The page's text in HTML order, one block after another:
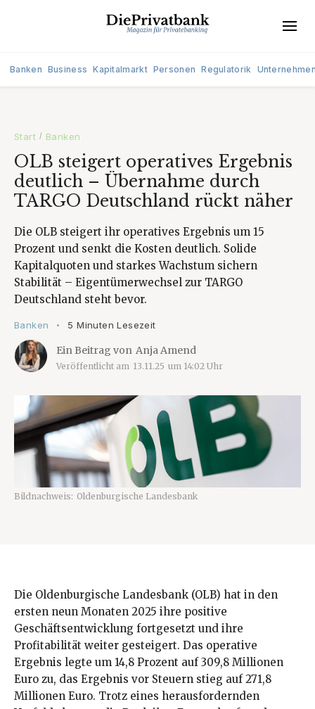
Banken Business Kapitalmarkt Personen Regulatorik
Start / Banken
OLB steigert operatives Ergebnis
deutlich – Übernahme durch
TARGO Deutschland rückt näher
Die OLB steigert ihr operatives Ergebnis um 15
Prozent und senkt die Kosten deutlich. Solide
Kapitalquoten und starkes Wachstum sichern
Stabilität – Eigentümerwechsel zur TARGO
Deutschland steht bevor.
Banken • 5 Minuten Lesezeit
Ein Beitrag von Anja Amend
Veröffentlicht am 13.11.25 um 14:02 Uhr
Bildnachweis: Oldenburgische Landesbank
Die Oldenburgische Landesbank (OLB) hat in den
ersten neun Monaten 2025 ihre positive
Geschäftsentwicklung fortgesetzt und ihre
Profitabilität weiter gesteigert. Das operative
Ergebnis legte um 14,8 Prozent auf 309,8 Millionen
Euro zu, das Ergebnis vor Steuern stieg auf 271,8
Millionen Euro. Trotz eines herausfordernden